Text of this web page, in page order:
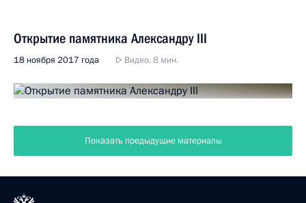
Открытие памятника Александру III
18 ноября 2017 года Видео, 8 мин.
Показать предыдущие материалы